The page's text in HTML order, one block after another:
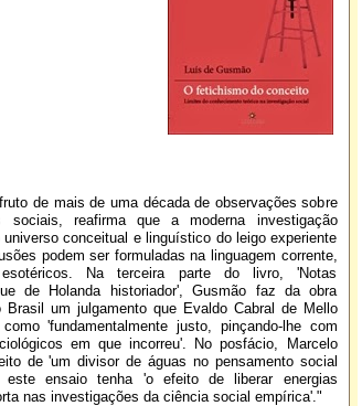
de mais de uma década de observações sobre
reafirma que a moderna investigação
conceitual e linguístico do leigo experiente
podem ser formuladas na linguagem corrente,
Na terceira parte do livro, 'Notas
de Holanda historiador', Gusmão faz da obra
um julgamento que Evaldo Cabral de Mello
'fundamentalmente justo, pinçando-lhe com
em que incorreu'. No posfácio, Marcelo
de 'um divisor de águas no pensamento social
este ensaio tenha 'o efeito de liberar energias
nas investigações da ciência social empírica'."